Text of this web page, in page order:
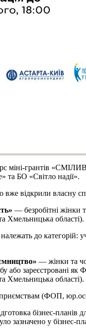
міні-грантів
та БО «Світло надії».
вже відкрили власну
— безробітні жінки
Хмельницька області).
до
— жінки та
або зареєстровані як
Хмельницька області).
(ФОП,
бізнес-
зазначено у бізнес-